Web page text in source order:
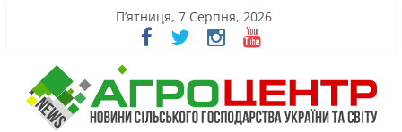
П’ятниця, 7 Серпня, 2026